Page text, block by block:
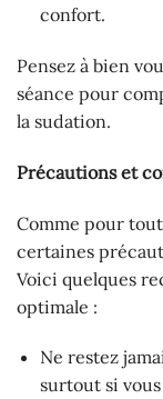
confort.
Pensez à bien
séance pour
la sudation.
Précautions et
Comme pour
certaines
Voici quelques
optimale :
Ne restez
surtout si